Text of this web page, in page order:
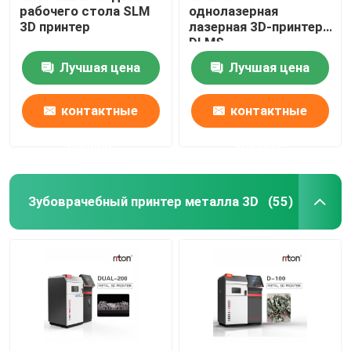
Машина для изгиба проволоки DMIS-V1
Машина для изгиба проволоки DMIS-V1
Машина для изгиба проволоки DMIS-V1
рабочего стола SLM
3D принтер
Лучшая цена
контактные
однолазерная
лазерная 3D-принтер
DLMS
Лучшая цена
контактные
Зубоврачебный принтер металла 3D (55)